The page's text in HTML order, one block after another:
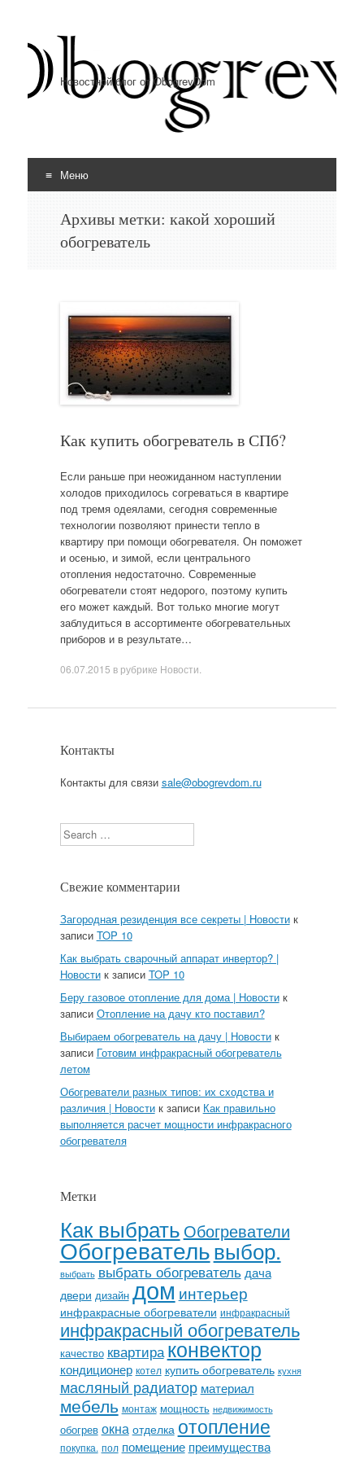
Новостной блог от ObogrevDom
Меню
Архивы метки: какой хороший
обогреватель
Как купить обогреватель в СПб?
Если раньше при неожиданном наступлении
холодов приходилось согреваться в квартире
под тремя одеялами, сегодня современные
технологии позволяют принести тепло в
квартиру при помощи обогревателя. Он поможет
и осенью, и зимой, если центрального
отопления недостаточно. Современные
обогреватели стоят недорого, поэтому купить
его может каждый. Вот только многие могут
заблудиться в ассортименте обогревательных
приборов и в результате…
06.07.2015 в рубрике Новости
Контакты
Контакты для связи sale@obogrevdom.ru
Search
Свежие комментарии
Загородная резиденция все секреты | Новостик
записи TOP 10
Как выбрать сварочный аппарат инвертор? |
Новостик записи TOP 10
Беру газовое отопление для дома | Новостик
записи Отопление на дачу кто поставил?
Выбираем обогреватель на дачу | Новостик
записи Готовим инфракрасный обогреватель
летом
Обогреватели разных типов: их сходства и
различия | Новостик записи Как правильно
выполняется расчет мощности инфракрасного
обогревателя
Метки
Как выбрать Обогреватели
Обогревательвыбор.
выбрать выбрать обогреватель дача
двери дизайн дом интерьер
инфракрасные обогреватели инфракрасный
инфракрасный обогреватель
качество квартираконвектор
кондиционер котел купить обогреватель кухня
масляный радиатор материал
мебель монтаж мощность недвижимость
обогрев окна отделка отопление
покупка. пол помещение преимущества